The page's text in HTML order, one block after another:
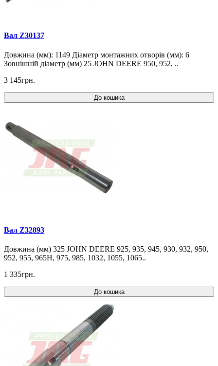
Вал Z30137
Довжина (мм): 1149 Діаметр монтажних отворів (мм): 6
Зовнішній діаметр (мм) 25 JOHN DEERE 950, 952, ..
3 145грн.
До кошика
Вал Z32893
Довжина (мм) 325 JOHN DEERE 925, 935, 945, 930, 932, 950,
952, 955, 965H, 975, 985, 1032, 1055, 1065..
1 335грн.
До кошика